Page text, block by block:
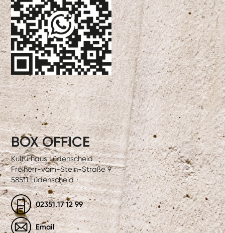
BOX OFFICE
Kulturhaus Lüdenscheid
Freiherr-vom-Stein-Straße 9
58511 Lüdenscheid
02351.17 12 99
Email